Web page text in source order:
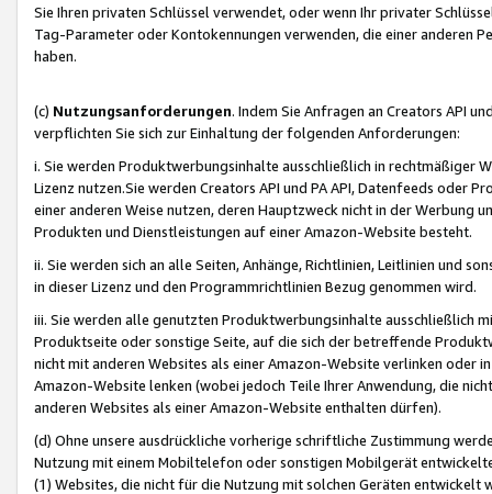
Sie Ihren privaten Schlüssel verwendet, oder wenn Ihr privater
Tag-Parameter oder Kontokennungen verwenden, die einer anderen
haben.
(c) Nutzungsanforderungen. Indem Sie Anfragen an Creators API
verpflichten Sie sich zur Einhaltung der folgenden Anforderungen:
i. Sie werden Produktwerbungsinhalte ausschließlich in rechtmäßiger
Lizenz nutzen.Sie werden Creators API und PA API, Datenfeeds oder
einer anderen Weise nutzen, deren Hauptzweck nicht in der Werbung
Produkten und Dienstleistungen auf einer Amazon-Website besteht.
ii. Sie werden sich an alle Seiten, Anhänge, Richtlinien, Leitlinien und
in dieser Lizenz und den Programmrichtlinien Bezug genommen wird.
iii. Sie werden alle genutzten Produktwerbungsinhalte ausschließlich
Produktseite oder sonstige Seite, auf die sich der betreffende
nicht mit anderen Websites als einer Amazon-Website verlinken oder
Amazon-Website lenken (wobei jedoch Teile Ihrer Anwendung, die
anderen Websites als einer Amazon-Website enthalten dürfen).
(d) Ohne unsere ausdrückliche vorherige schriftliche Zustimmung
Nutzung mit einem Mobiltelefon oder sonstigen Mobilgerät
(1) Websites, die nicht für die Nutzung mit solchen Geräten